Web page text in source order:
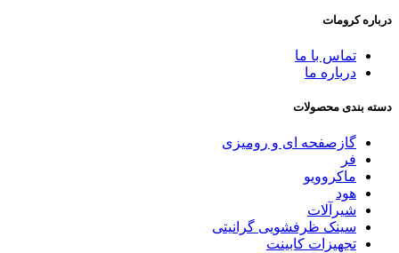
درباره کرومات
تماس با ما
درباره ما
دسته بندی محصولات
گازصفحه ای و رومیزی
فر
ماکروویو
هود
شیرآلات
سینک ظرفشویی گرانیتی
تجهیزات کابینت